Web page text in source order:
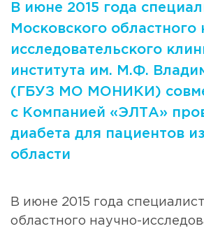
В июне 2015 года
Московского областного
исследовательского
института им. М.Ф.
(ГБУЗ МО МОНИКИ)
с Компанией «ЭЛТА»
диабета для пациентов
области
В июне 2015 года
областного научно-